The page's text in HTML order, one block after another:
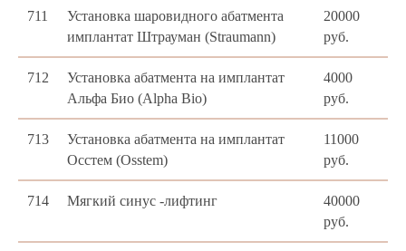
711
Установка шаровидного абатмента
имплантат Штрауман (Straumann)
20000
руб.
712
Установка абатмента на имплантат
Альфа Био (Alpha Bio)
4000
руб.
713
Установка абатмента на имплантат
Осстем (Osstem)
11000
руб.
714 Мягкий синус -лифтинг
40000
руб.